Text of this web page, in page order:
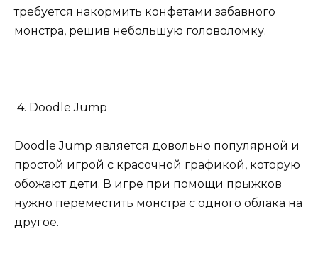
требуется накормить конфетами забавного
монстра, решив небольшую головоломку.
4. Doodle Jump
Doodle Jump является довольно популярной и
простой игрой с красочной графикой, которую
обожают дети. В игре при помощи прыжков
нужно переместить монстра с одного облака на
другое.